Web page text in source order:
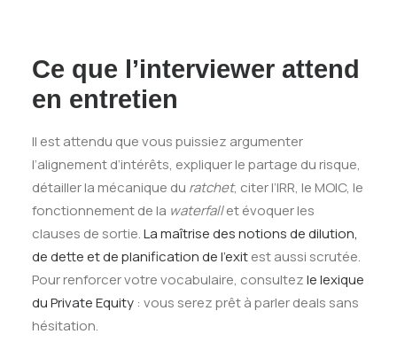
Ce que l’interviewer attend
en entretien
Il est attendu que vous puissiez argumenter
l’alignement d’intérêts, expliquer le partage du risque,
détailler la mécanique du ratchet, citer l’IRR, le MOIC, le
fonctionnement de la waterfallet évoquer les
clauses de sortie.La maîtrise des notions de dilution,
de dette et de planification de l’exitest aussi scrutée.
Pour renforcer votre vocabulaire, consultezle lexique
du Private Equity : vous serez prêt à parler deals sans
hésitation.